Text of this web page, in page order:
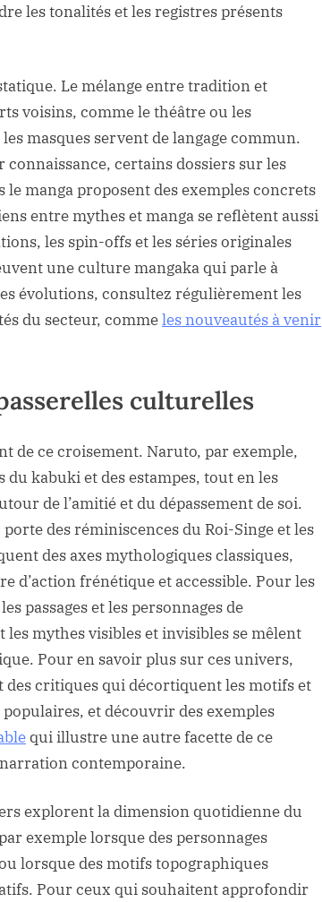
les tonalités et les registres présents
Le mélange entre tradition et
voisins, comme le théâtre ou les
masques servent de langage commun.
certains dossiers sur les
le manga proposent des exemples concrets
entre mythes et manga se reflètent aussi
les spin-offs et les séries originales
une culture mangaka qui parle à
évolutions, consultez régulièrement les
du secteur, commeles nouveautés à venir
culturelles
de ce croisement. Naruto, par exemple,
kabuki et des estampes, tout en les
de l’amitié et du dépassement de soi.
des réminiscences du Roi-Singe et les
des axes mythologiques classiques,
d’action frénétique et accessible. Pour les
passages et les personnages de
mythes visibles et invisibles se mêlent
Pour en savoir plus sur ces univers,
des critiques qui décortiquent les motifs et
et découvrir des exemples
qui illustre une autre facette de ce
contemporaine.
explorent la dimension quotidienne du
exemple lorsque des personnages
lorsque des motifs topographiques
Pour ceux qui souhaitent approfondir